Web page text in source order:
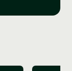
jusqu'à la
à